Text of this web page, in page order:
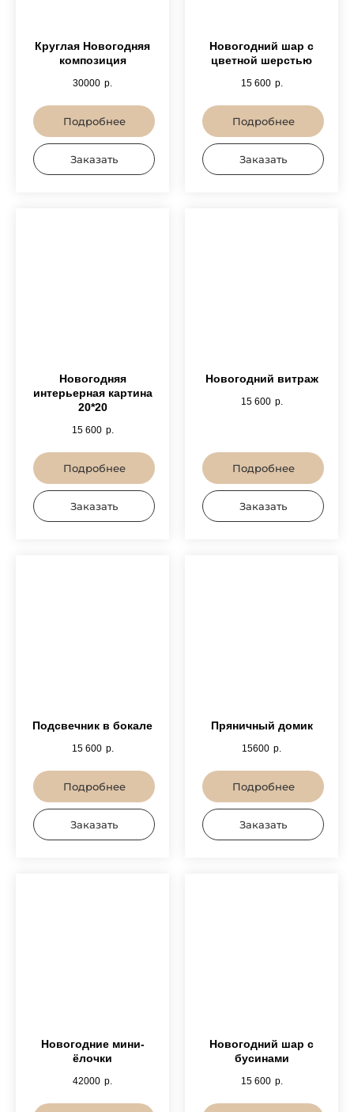
Круглая Новогодняя
композиция
30000 р.
Подробнее
Заказать
Новогодний шар с
цветной шерстью
15 600 р.
Подробнее
Заказать
Новогодняя
интерьерная картина
20*20
15 600 р.
Подробнее
Заказать
Новогодний витраж
15 600 р.
Подробнее
Заказать
Подсвечник в бокале
15 600 р.
Подробнее
Заказать
Пряничный домик
15600 р.
Подробнее
Заказать
Новогодние мини-
ёлочки
42000 р.
Новогодний шар с
бусинами
15 600 р.